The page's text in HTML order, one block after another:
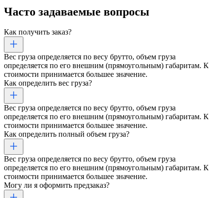
Часто задаваемые вопросы
Как получить заказ?
Вес груза определяется по весу брутто, объем груза
определяется по его внешним (прямоугольным) габаритам. К
стоимости принимается большее значение.
Как определить вес груза?
Вес груза определяется по весу брутто, объем груза
определяется по его внешним (прямоугольным) габаритам. К
стоимости принимается большее значение.
Как определить полный объем груза?
Вес груза определяется по весу брутто, объем груза
определяется по его внешним (прямоугольным) габаритам. К
стоимости принимается большее значение.
Могу ли я оформить предзаказ?